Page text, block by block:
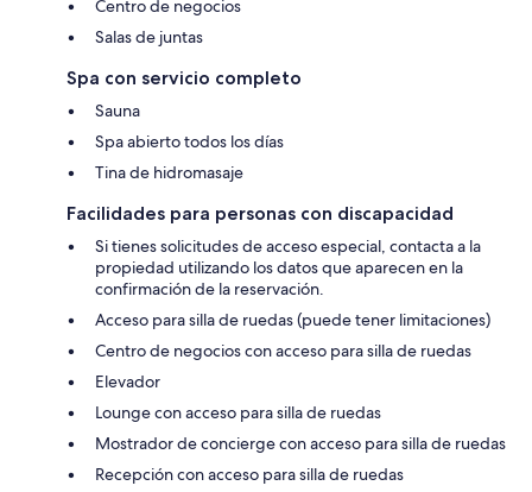
Centro de negocios
Salas de juntas
Spa con servicio completo
Sauna
Spa abierto todos los días
Tina de hidromasaje
Facilidades para personas con discapacidad
Si tienes solicitudes de acceso especial, contacta a la
propiedad utilizando los datos que aparecen en la
confirmación de la reservación.
Acceso para silla de ruedas (puede tener limitaciones)
Centro de negocios con acceso para silla de ruedas
Elevador
Lounge con acceso para silla de ruedas
Mostrador de concierge con acceso para silla de ruedas
Recepción con acceso para silla de ruedas